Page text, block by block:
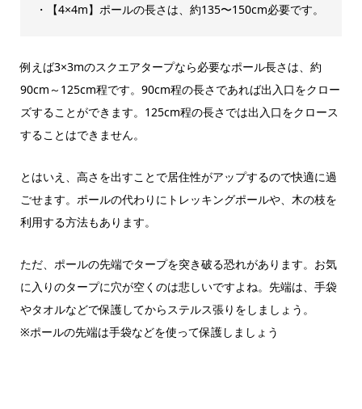
・【4×4m】ポールの長さは、約135〜150cm必要です。
例えば3×3mのスクエアタープなら必要なポール長さは、約
90cm～125cm程です。90cm程の長さであれば出入口をクロー
ズすることができます。125cm程の長さでは出入口をクロース
することはできません。
とはいえ、高さを出すことで居住性がアップするので快適に過
ごせます。ポールの代わりにトレッキングポールや、木の枝を
利用する方法もあります。
ただ、ポールの先端でタープを突き破る恐れがあります。お気
に入りのタープに穴が空くのは悲しいですよね。先端は、手袋
やタオルなどで保護してからステルス張りをしましょう。
※ポールの先端は手袋などを使って保護しましょう